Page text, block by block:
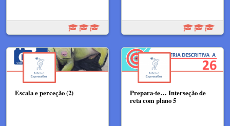
Escala e perceção (2)
Prepara-te… Interseção de
reta com plano 5